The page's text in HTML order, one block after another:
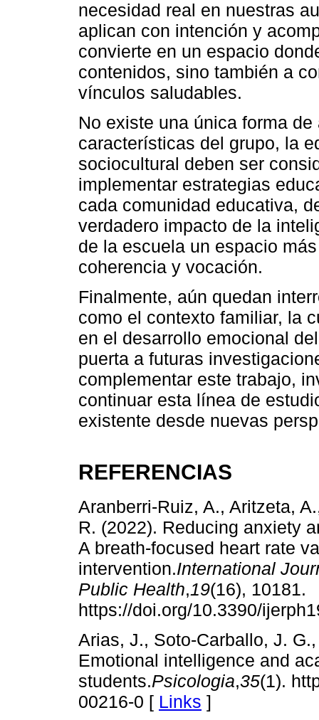
necesidad real en nuestras
aplican con intención y
convierte en un espacio
contenidos, sino también a
vínculos saludables.
No existe una única forma
características del grupo, la
sociocultural deben ser
implementar estrategias
cada comunidad educativa,
verdadero impacto de la
de la escuela un espacio
coherencia y vocación.
Finalmente, aún quedan
como el contexto familiar, la
en el desarrollo emocional
puerta a futuras
complementar este trabajo,
continuar esta línea de
existente desde nuevas
REFERENCIAS
Aranberri-Ruiz, A., Aritzeta,
R. (2022). Reducing anxiety
A breath-focused heart rate
intervention.International
Public Health,19(16), 10181.
https://doi.org/10.3390/
Arias, J., Soto-Carballo, J.
Emotional intelligence and
students.Psicologia,35(1).
00216-0 [ Links ]